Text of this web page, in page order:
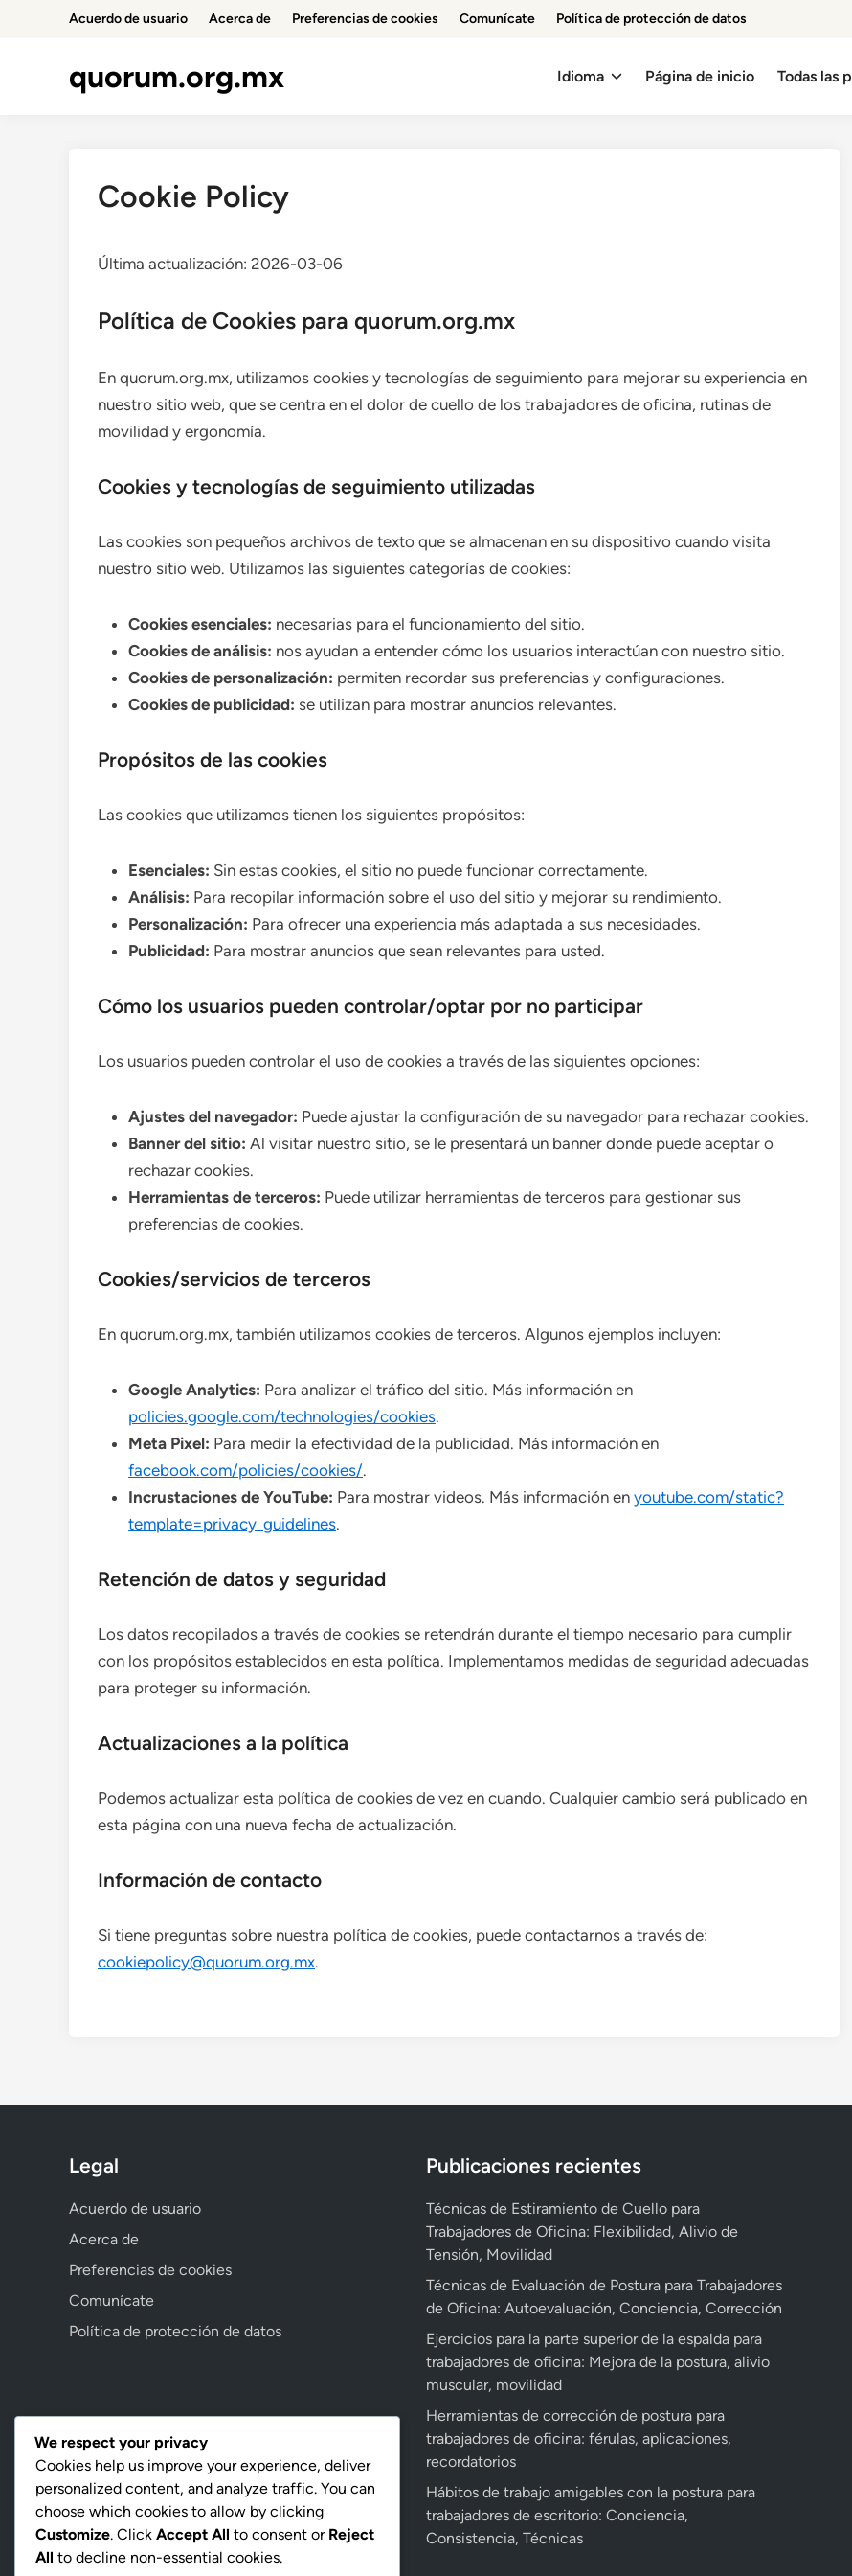
Acuerdo de usuario Acerca de Preferencias de cookies Comunícate Política de protección de datos
quorum.org.mx Idioma Página de inicio Todas las
Cookie Policy
Última actualización: 2026-03-06
Política de Cookies para quorum.org.mx
En quorum.org.mx, utilizamos cookies y tecnologías de seguimiento para mejorar su experiencia en
nuestro sitio web, que se centra en el dolor de cuello de los trabajadores de oficina, rutinas de
movilidad y ergonomía.
Cookies y tecnologías de seguimiento utilizadas
Las cookies son pequeños archivos de texto que se almacenan en su dispositivo cuando visita
nuestro sitio web. Utilizamos las siguientes categorías de cookies:
Cookies esenciales: necesarias para el funcionamiento del sitio.
Cookies de análisis: nos ayudan a entender cómo los usuarios interactúan con nuestro sitio.
Cookies de personalización: permiten recordar sus preferencias y configuraciones.
Cookies de publicidad: se utilizan para mostrar anuncios relevantes.
Propósitos de las cookies
Las cookies que utilizamos tienen los siguientes propósitos:
Esenciales: Sin estas cookies, el sitio no puede funcionar correctamente.
Análisis: Para recopilar información sobre el uso del sitio y mejorar su rendimiento.
Personalización: Para ofrecer una experiencia más adaptada a sus necesidades.
Publicidad: Para mostrar anuncios que sean relevantes para usted.
Cómo los usuarios pueden controlar/optar por no participar
Los usuarios pueden controlar el uso de cookies a través de las siguientes opciones:
Ajustes del navegador: Puede ajustar la configuración de su navegador para rechazar cookies.
Banner del sitio: Al visitar nuestro sitio, se le presentará un banner donde puede aceptar o
rechazar cookies.
Herramientas de terceros: Puede utilizar herramientas de terceros para gestionar sus
preferencias de cookies.
Cookies/servicios de terceros
En quorum.org.mx, también utilizamos cookies de terceros. Algunos ejemplos incluyen:
Google Analytics: Para analizar el tráfico del sitio. Más información en
policies.google.com/technologies/cookies.
Meta Pixel: Para medir la efectividad de la publicidad. Más información en
facebook.com/policies/cookies/.
Incrustaciones de YouTube: Para mostrar videos. Más información en youtube.com/static?
template=privacy_guidelines.
Retención de datos y seguridad
Los datos recopilados a través de cookies se retendrán durante el tiempo necesario para cumplir
con los propósitos establecidos en esta política. Implementamos medidas de seguridad adecuadas
para proteger su información.
Actualizaciones a la política
Podemos actualizar esta política de cookies de vez en cuando. Cualquier cambio será publicado en
esta página con una nueva fecha de actualización.
Información de contacto
Si tiene preguntas sobre nuestra política de cookies, puede contactarnos a través de:
cookiepolicy@quorum.org.mx.
Legal
Acuerdo de usuario
Acerca de
Preferencias de cookies
Comunícate
Política de protección de datos
Publicaciones recientes
Técnicas de Estiramiento de Cuello para
Trabajadores de Oficina: Flexibilidad, Alivio de
Tensión, Movilidad
Técnicas de Evaluación de Postura para Trabajadores
de Oficina: Autoevaluación, Conciencia, Corrección
Ejercicios para la parte superior de la espalda para
trabajadores de oficina: Mejora de la postura, alivio
muscular, movilidad
Herramientas de corrección de postura para
trabajadores de oficina: férulas, aplicaciones,
recordatorios
Hábitos de trabajo amigables con la postura para
trabajadores de escritorio: Conciencia,
Consistencia, Técnicas
We respect your privacy
Cookies help us improve your experience, deliver
personalized content, and analyze traffic. You can
choose which cookies to allow by clicking
Customize. Click Accept All to consent or Reject
All to decline non-essential cookies.